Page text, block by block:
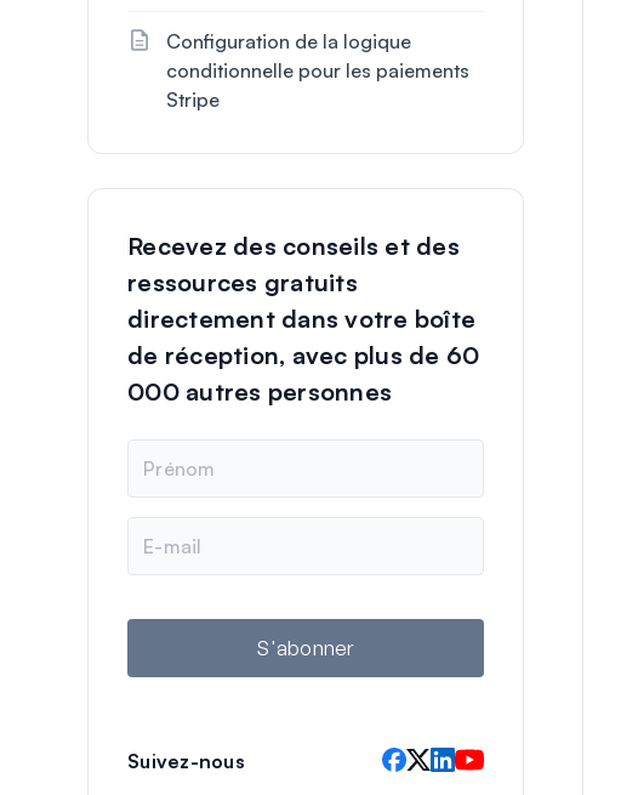
Configuration de la logique
conditionnelle pour les paiements
Stripe
Recevez des conseils et des
ressources gratuits
directement dans votre boîte
de réception, avec plus de 60
000 autres personnes
m
m
i
S'abonner
Suivez-nous